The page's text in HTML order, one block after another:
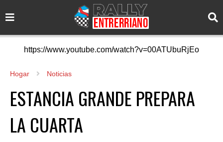
https://www.youtube.com/watch?v=00ATUbuRjEo
Hogar Noticias
ESTANCIA GRANDE PREPARA
LA CUARTA